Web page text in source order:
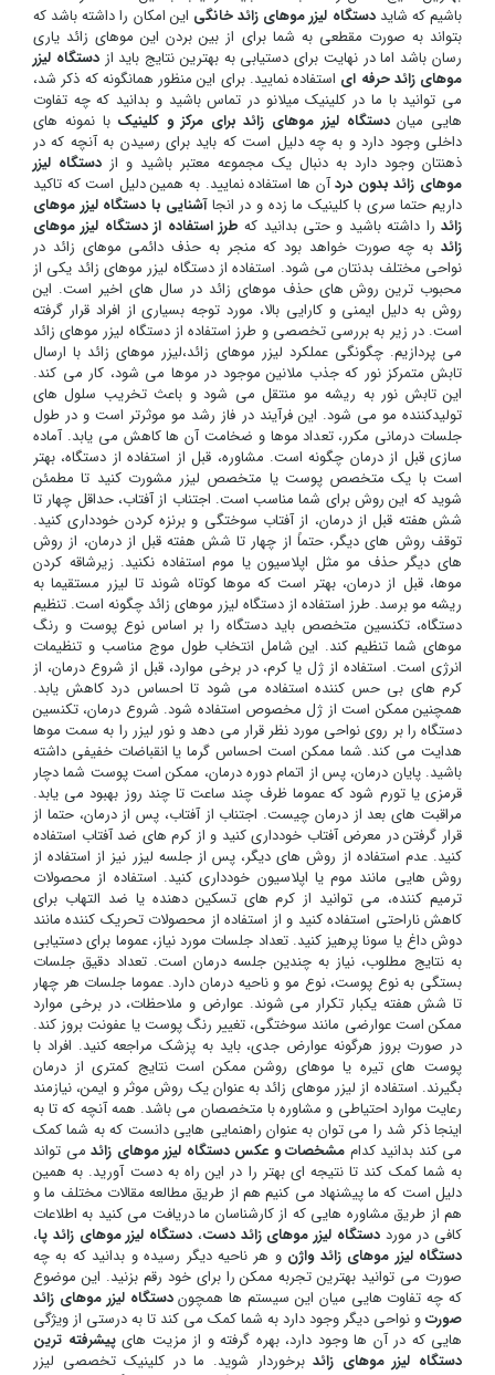
باشیم که شایددستگاه لیزر موهای زائد خانگی این امکان را داشته باشد که
بتواند به صورت مقطعی به شما برای از بین بردن این موهای زائد یاری
رسان باشد اما در نهایت برای دستیابی به بهترین نتایج باید ازدستگاه لیزر
موهای زائد حرفه ای استفاده نمایید. برای این منظور همانگونه که ذکر شد،
می توانید با ما در کلینیک میلانو در تماس باشید و بدانید که چه تفاوت
هایی میاندستگاه لیزر موهای زائد برای مرکز و کلینیک با نمونه های
داخلی وجود دارد و به چه دلیل است که باید برای رسیدن به آنچه که در
ذهنتان وجود دارد به دنبال یک مجموعه معتبر باشید و از دستگاه لیزر
موهای زائد بدون دردآن ها استفاده نمایید. به همین دلیل است که تاکید
داریم حتما سری با کلینیک ما زده و در انجاآشنایی با دستگاه لیزر موهای
زائدرا داشته باشید و حتی بدانید که طرز استفاده از دستگاه لیزر موهای
زائد به چه صورت خواهد بود که منجر به حذف دائمی موهای زائد در
نواحی مختلف بدنتان می شود. استفاده از دستگاه لیزر موهای زائد یکی از
محبوب ترین روش های حذف موهای زائد در سال های اخیر است. این
روش به دلیل ایمنی و کارایی بالا، مورد توجه بسیاری از افراد قرار گرفته
است. در زیر به بررسی تخصصی و طرز استفاده از دستگاه لیزر موهای زائد
می پردازیم. چگونگی عملکرد لیزر موهای زائد،لیزر موهای زائد با ارسال
تابش متمرکز نور که جذب ملانین موجود در موها می شود، کار می کند.
این تابش نور به ریشه مو منتقل می شود و باعث تخریب سلول های
تولیدکننده مو می شود. این فرآیند در فاز رشد مو موثرتر است و در طول
جلسات درمانی مکرر، تعداد موها و ضخامت آن ها کاهش می یابد. آماده
سازی قبل از درمان چگونه است. مشاوره، قبل از استفاده از دستگاه، بهتر
است با یک متخصص پوست یا متخصص لیزر مشورت کنید تا مطمئن
شوید که این روش برای شما مناسب است. اجتناب از آفتاب، حداقل چهار تا
شش هفته قبل از درمان، از آفتاب سوختگی و برنزه کردن خودداری کنید.
توقف روش های دیگر، حتماً از چهار تا شش هفته قبل از درمان، از روش
های دیگر حذف مو مثل اپلاسیون یا موم استفاده نکنید. زیرشاقه کردن
موها، قبل از درمان، بهتر است که موها کوتاه شوند تا لیزر مستقیما به
ریشه مو برسد. طرز استفاده از دستگاه لیزر موهای زائد چگونه است. تنظیم
دستگاه، تکنسین متخصص باید دستگاه را بر اساس نوع پوست و رنگ
موهای شما تنظیم کند. این شامل انتخاب طول موج مناسب و تنظیمات
انرژی است. استفاده از ژل یا کرم، در برخی موارد، قبل از شروع درمان، از
کرم های بی حس کننده استفاده می شود تا احساس درد کاهش یابد.
همچنین ممکن است از ژل مخصوص استفاده شود. شروع درمان، تکنسین
دستگاه را بر روی نواحی مورد نظر قرار می دهد و نور لیزر را به سمت موها
هدایت می کند. شما ممکن است احساس گرما یا انقباضات خفیفی داشته
باشید. پایان درمان، پس از اتمام دوره درمان، ممکن است پوست شما دچار
قرمزی یا تورم شود که عموما ظرف چند ساعت تا چند روز بهبود می یابد.
مراقبت های بعد از درمان چیست. اجتناب از آفتاب، پس از درمان، حتما از
قرار گرفتن در معرض آفتاب خودداری کنید و از کرم های ضد آفتاب استفاده
کنید. عدم استفاده از روش های دیگر، پس از جلسه لیزر نیز از استفاده از
روش هایی مانند موم یا اپلاسیون خودداری کنید. استفاده از محصولات
ترمیم کننده، می توانید از کرم های تسکین دهنده یا ضد التهاب برای
کاهش ناراحتی استفاده کنید و از استفاده از محصولات تحریک کننده مانند
دوش داغ یا سونا پرهیز کنید. تعداد جلسات مورد نیاز، عموما برای دستیابی
به نتایج مطلوب، نیاز به چندین جلسه درمان است. تعداد دقیق جلسات
بستگی به نوع پوست، نوع مو و ناحیه درمان دارد. عموما جلسات هر چهار
تا شش هفته یکبار تکرار می شوند. عوارض و ملاحظات، در برخی موارد
ممکن است عوارضی مانند سوختگی، تغییر رنگ پوست یا عفونت بروز کند.
در صورت بروز هرگونه عوارض جدی، باید به پزشک مراجعه کنید. افراد با
پوست های تیره یا موهای روشن ممکن است نتایج کمتری از درمان
بگیرند. استفاده از لیزر موهای زائد به عنوان یک روش موثر و ایمن، نیازمند
رعایت موارد احتیاطی و مشاوره با متخصصان می باشد. همه آنچه که تا به
اینجا ذکر شد را می توان به عنوان راهنمایی هایی دانست که به شما کمک
می کند بدانید کدام مشخصات و عکس دستگاه لیزر موهای زائد می تواند
به شما کمک کند تا نتیجه ای بهتر را در این راه به دست آورید. به همین
دلیل است که ما پیشنهاد می کنیم هم از طریق مطالعه مقالات مختلف ما و
هم از طریق مشاوره هایی که از کارشناسان ما دریافت می کنید به اطلاعات
کافی در مورددستگاه لیزر موهای زائد دست، دستگاه لیزر موهای زائد پا،
دستگاه لیزر موهای زائد واژن و هر ناحیه دیگر رسیده و بدانید که به چه
صورت می توانید بهترین تجربه ممکن را برای خود رقم بزنید. این موضوع
که چه تفاوت هایی میان این سیستم ها همچوندستگاه لیزر موهای زائد
صورتو نواحی دیگر وجود دارد به شما کمک می کند تا به درستی از ویژگی
هایی که در آن ها وجود دارد، بهره گرفته و از مزیت هایپیشرفته ترین
دستگاه لیزر موهای زائدبرخوردار شوید. ما در کلینیک تخصصی لیزر